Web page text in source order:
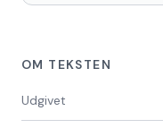
OM TEKSTEN
Udgivet